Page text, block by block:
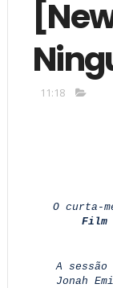
11:18
O curta-
Film
A
Jonah